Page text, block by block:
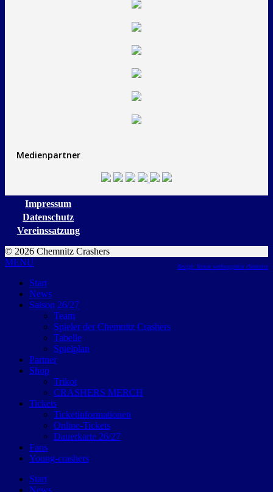
Medienpartner
Impressum
Datenschutz
Vereinssatzung
© 2026 Chemnitz Crashers
design: future werbeagentur chemnitz
MENU
Start
News
Saison 26/27
Team
Spieler der Chemnitz Crashers
Tabelle
Spielplan
Partner
Shop
Trikot
CRASHERS MERCH
Tickets
Ticketinformationen
Online-Tickets
Dauerkarte 26/27
Fans
Young-crashers
Start